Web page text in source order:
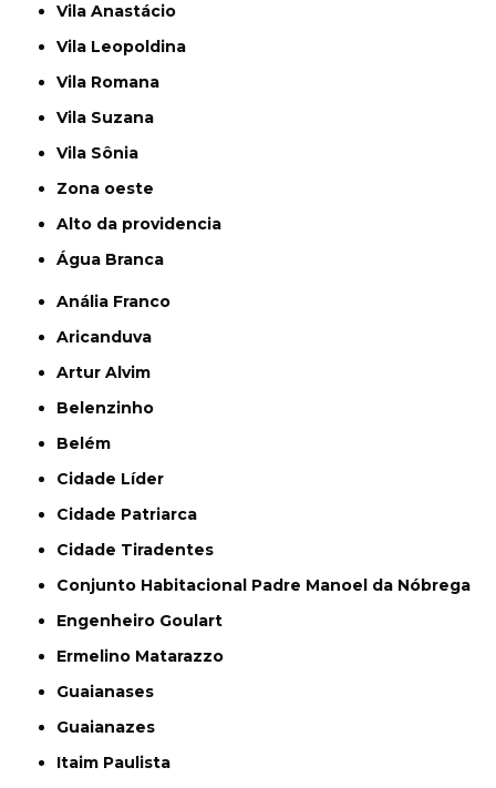
Vila Anastácio
Vila Leopoldina
Vila Romana
Vila Suzana
Vila Sônia
Zona oeste
alto da providencia
Água Branca
Anália Franco
Aricanduva
Artur Alvim
Belenzinho
Belém
Cidade Líder
Cidade Patriarca
Cidade Tiradentes
Conjunto Habitacional Padre Manoel da Nóbrega
Engenheiro Goulart
Ermelino Matarazzo
Guaianases
Guaianazes
Itaim Paulista